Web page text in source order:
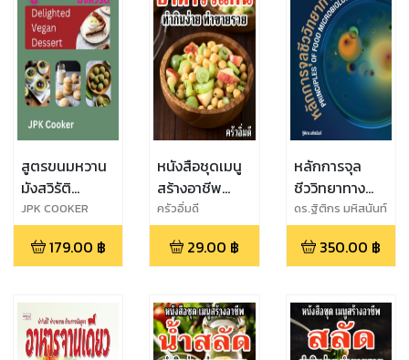
สูตรขนมหวาน
มังสวิรัติ
Delighted
Vegan
Dessert.
JPK COOKER
179.00 ฿
หนังสือชุดเมนู
สร้างอาชีพ
อาหารวีแกน ทำ
กินง่าย ทำขาย
รวย
ครัวอิ่มดี
29.00 ฿
หลักการจุล
ชีววิทยาทาง
อาหาร
ดร.ฐิติกร มหิสนันท์
350.00 ฿